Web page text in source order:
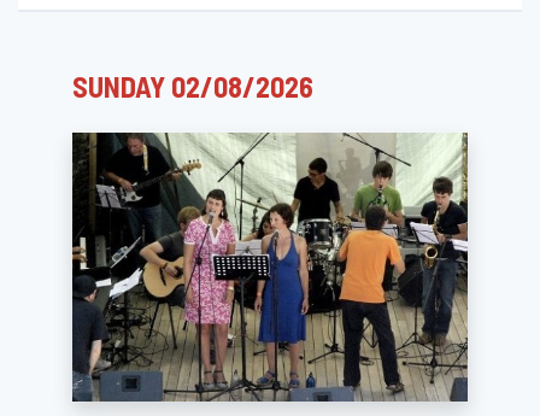
SUNDAY 02/08/2026